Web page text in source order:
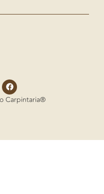
Carpintaria®